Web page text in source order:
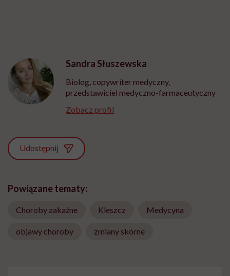
Sandra Słuszewska
Biolog, copywriter medyczny,
przedstawiciel medyczno-farmaceutyczny
Zobacz profil
Udostępnij
Powiązane tematy:
Choroby zakaźne Kleszcz Medycyna
objawy choroby zmiany skórne